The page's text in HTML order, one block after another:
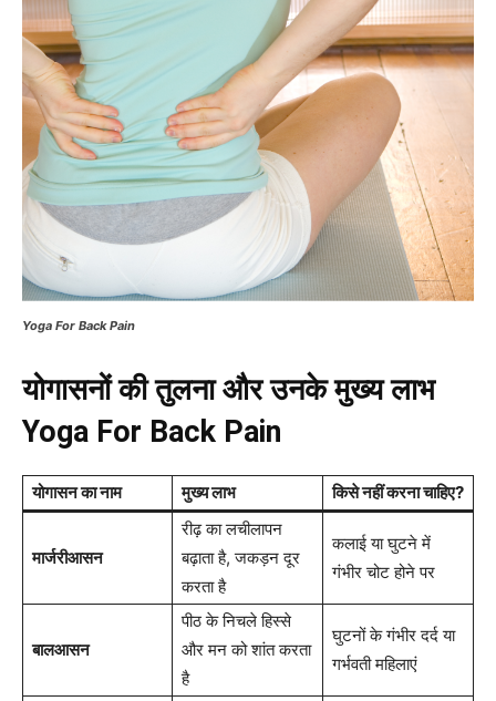
Yoga For Back Pain
योगासनों की तुलना और उनके मुख्य लाभ
Yoga For Back Pain
योगासन का नाम मुख्य लाभ किसे नहीं करना चाहिए?
मार्जरीआसन
रीढ़ का लचीलापन
बढ़ाता है, जकड़न दूर
करता है
कलाई या घुटने में
गंभीर चोट होने पर
बालआसन
पीठ के निचले हिस्से
और मन को शांत करता
है
घुटनों के गंभीर दर्द या
गर्भवती महिलाएं